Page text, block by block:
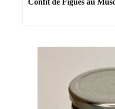
Confit de Figues au